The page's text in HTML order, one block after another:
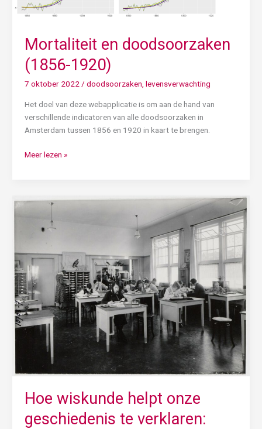
Mortaliteit en doodsoorzaken
(1856-1920)
7 oktober 2022/ doodsoorzaken, levensverwachting
Het doel van deze webapplicatie is om aan de hand van
verschillende indicatoren van alle doodsoorzaken in
Amsterdam tussen 1856 en 1920 in kaart te brengen.
Meer lezen »
Hoe wiskunde helpt onze
geschiedenis te verklaren:
Hoe
geschiedenis
te
verklaren:
kindersterfte
in
Amsterdam,
1856-